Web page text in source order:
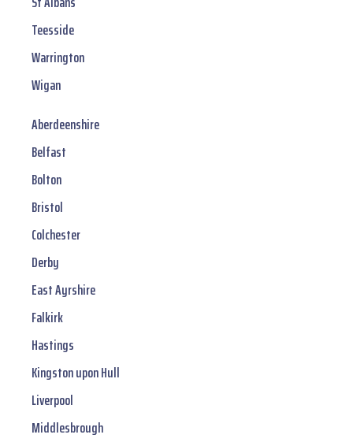
Teesside
Warrington
Wigan
Aberdeenshire
Belfast
Bolton
Bristol
Colchester
Derby
East Ayrshire
Falkirk
Hastings
Kingston upon Hull
Liverpool
Middlesbrough